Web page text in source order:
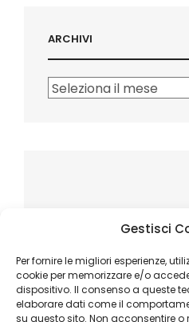
Gestisci
Per fornire le migliori esperienze,
cookie per memorizzare e/o
dispositivo. Il consenso a queste
elaborare dati come il
su questo sito. Non acconsentire o
ARCHIVI
Archivi